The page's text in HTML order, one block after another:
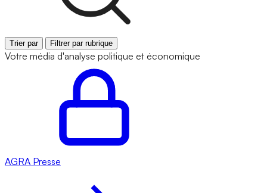
Trier par Filtrer par rubrique
Votre média d'analyse politique et économique
AGRA Presse